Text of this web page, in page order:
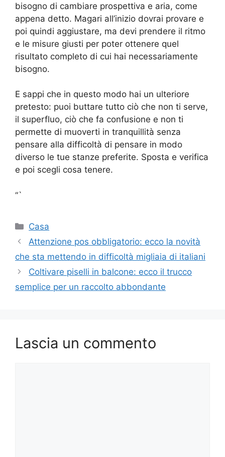
bisogno di cambiare prospettiva e aria, come
appena detto. Magari all’inizio dovrai provare e
poi quindi aggiustare, ma devi prendere il ritmo
e le misure giusti per poter ottenere quel
risultato completo di cui hai necessariamente
bisogno.
E sappi che in questo modo hai un ulteriore
pretesto: puoi buttare tutto ciò che non ti serve,
il superfluo, ciò che fa confusione e non ti
permette di muoverti in tranquillità senza
pensare alla difficoltà di pensare in modo
diverso le tue stanze preferite. Sposta e verifica
e poi scegli cosa tenere.
“`
Categorie
Casa
Attenzione pos obbligatorio: ecco la novità
che sta mettendo in difficoltà migliaia di italiani
Coltivare piselli in balcone: ecco il trucco
semplice per un raccolto abbondante
Lascia un commento